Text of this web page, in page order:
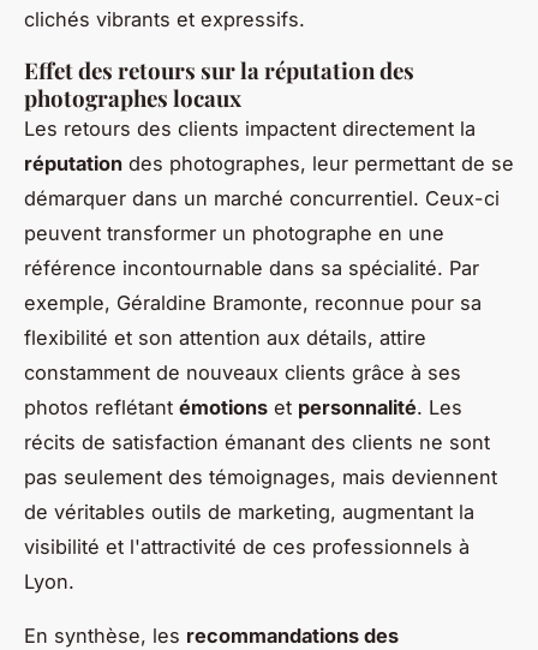
clichés vibrants et expressifs.
Effet des retours sur la réputation des
photographes locaux
Les retours des clients impactent directement la
réputation des photographes, leur permettant de se
démarquer dans un marché concurrentiel. Ceux-ci
peuvent transformer un photographe en une
référence incontournable dans sa spécialité. Par
exemple, Géraldine Bramonte, reconnue pour sa
flexibilité et son attention aux détails, attire
constamment de nouveaux clients grâce à ses
photos reflétant émotions et personnalité. Les
récits de satisfaction émanant des clients ne sont
pas seulement des témoignages, mais deviennent
de véritables outils de marketing, augmentant la
visibilité et l'attractivité de ces professionnels à
Lyon.
En synthèse, les recommandations des